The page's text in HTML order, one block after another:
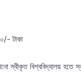
টাকা
স্বীকৃত বিশ্ববিদ্যালয় হতে